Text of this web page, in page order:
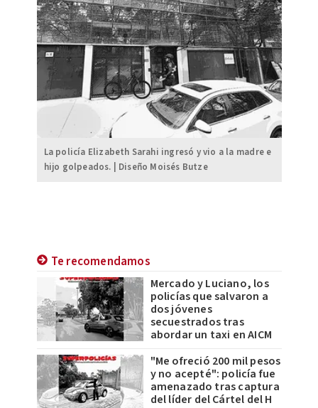
La policía Elizabeth Sarahi ingresó y vio a la madre e
hijo golpeados. | Diseño Moisés Butze
Te recomendamos
Mercado y Luciano, los
policías que salvaron a
dos jóvenes
secuestrados tras
abordar un taxi en AICM
"Me ofreció 200 mil pesos
y no acepté": policía fue
amenazado tras captura
del líder del Cártel del H